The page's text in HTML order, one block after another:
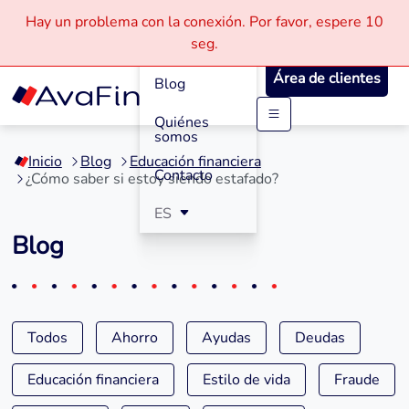
Saltar
contenido
Hay un problema con la conexión. Por favor, espere 10
seg.
Cómo
Funciona
Blog
Quiénes
somos
Contacto
ES
Área de clientes
Inicio Blog
Educación financiera
¿Cómo saber si estoy siendo estafado?
Blog
Todos Ahorro Ayudas Deudas
Educación financiera Estilo de vida Fraude